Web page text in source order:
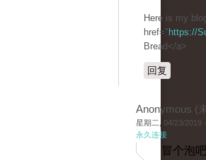
Here is my
href=" https://
Bread</a>
回复
Anonymous (
星期二, 04/23/2019
永久连接
冒个泡